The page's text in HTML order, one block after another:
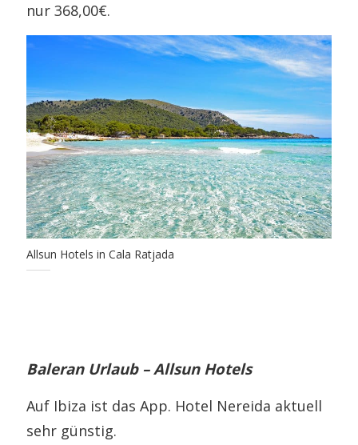
nur 368,00€.
Allsun Hotels in Cala Ratjada
Baleran Urlaub – Allsun Hotels
Auf Ibiza ist das App. Hotel Nereida aktuell
sehr günstig.